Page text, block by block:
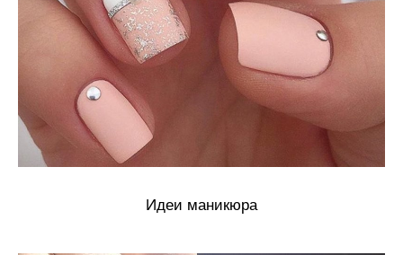
Идеи маникюра